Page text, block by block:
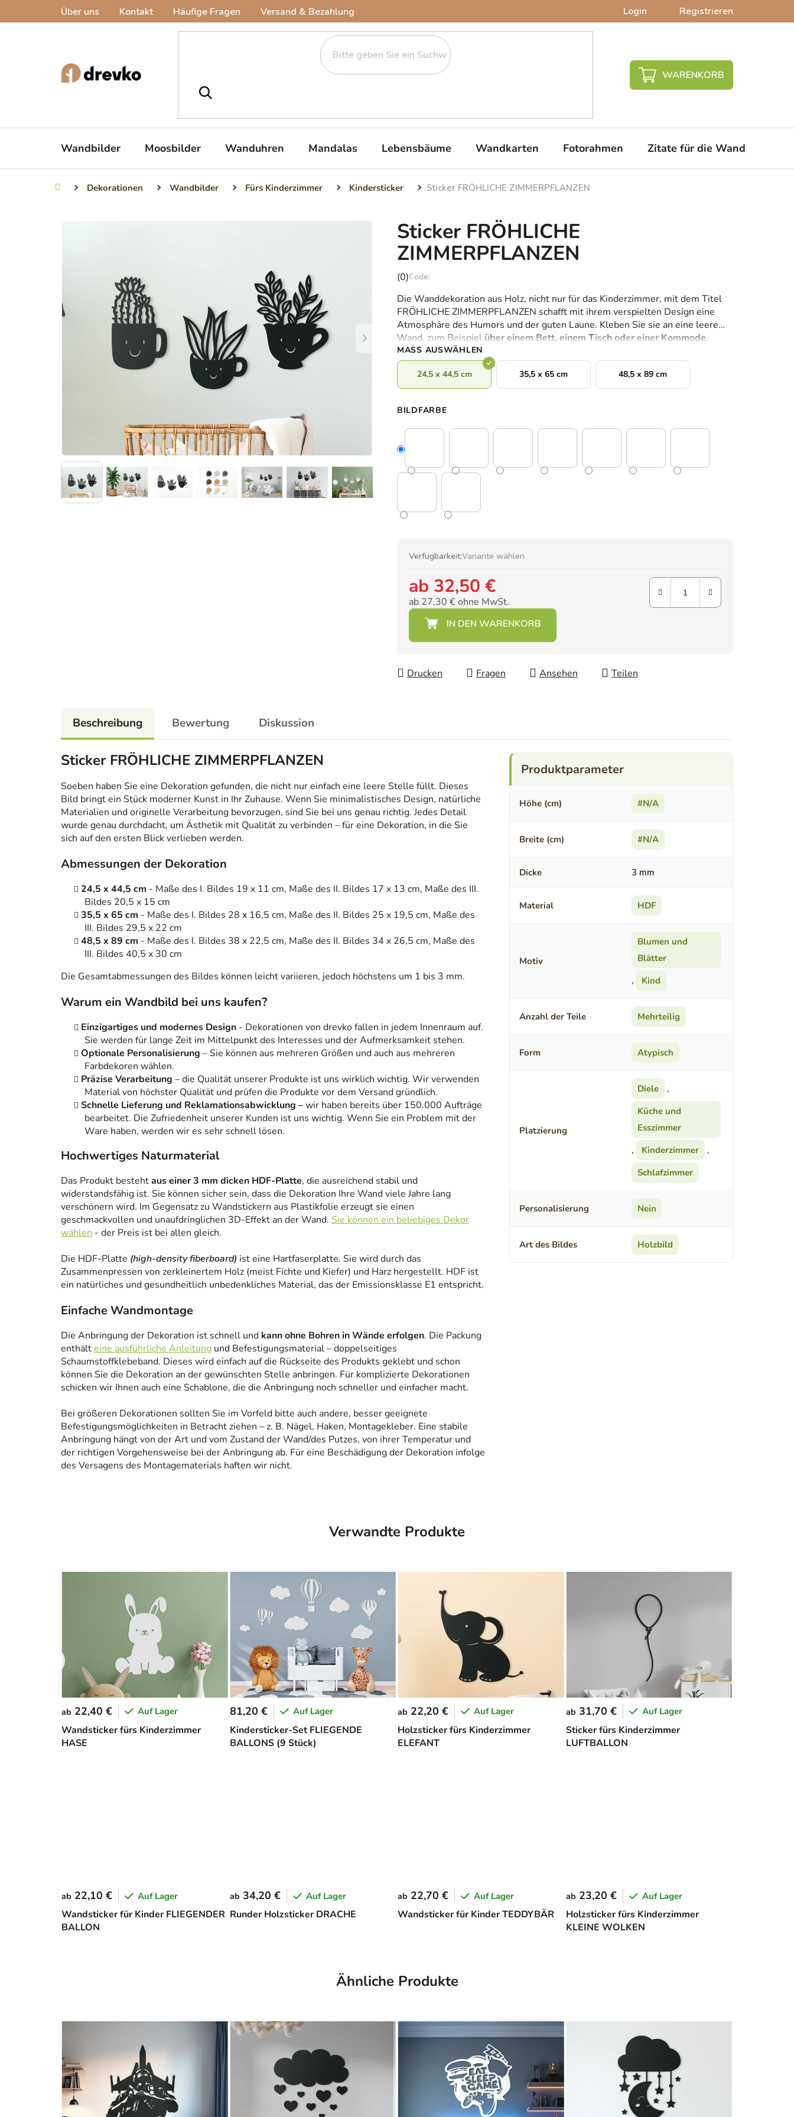
Über uns Kontakt Häufige Fragen Versand & Bezahlung Login Registrieren
WARENKORB
Wandbilder Moosbilder Wanduhren Mandalas Lebensbäume Wandkarten Fotorahmen Zitate für die Wand
StartseiteDekorationen Wandbilder Fürs Kinderzimmer Kindersticker Sticker FRÖHLICHE ZIMMERPFLANZEN
Sticker FRÖHLICHE
ZIMMERPFLANZEN
Die
Produktbewertung
ist
0,0
von
5
Sternen.
(0)
Die Wanddekoration aus Holz, nicht nur für das Kinderzimmer, mit dem Titel
FRÖHLICHE ZIMMERPFLANZEN schafft mit ihrem verspielten Design eine
Atmosphäre des Humors und der guten Laune. Kleben Sie sie an eine leere
Wand, zum Beispiel über einem Bett, einem Tisch oder einer Kommode.
MASS AUSWÄHLEN
24,5 x 44,5 cm 35,5 x 65 cm 48,5 x 89 cm
BILDFARBE
Verfügbarkeit:Variante wählen
ab 32,50 €
ab 27,30 €ohne MwSt.
Verkaufspreis:
Drucken Fragen Ansehen Teilen
Beschreibung Bewertung Diskussion
Sticker FRÖHLICHE ZIMMERPFLANZEN
Soeben haben Sie eine Dekoration gefunden, die nicht nur einfach eine leere Stelle füllt. Dieses
Bild bringt ein Stück moderner Kunst in Ihr Zuhause. Wenn Sie minimalistisches Design, natürliche
Materialien und originelle Verarbeitung bevorzugen, sind Sie bei uns genau richtig. Jedes Detail
wurde genau durchdacht, um Ästhetik mit Qualität zu verbinden – für eine Dekoration, in die Sie
sich auf den ersten Blick verlieben werden.
Abmessungen der Dekoration
24,5 x 44,5 cm - Maße des I. Bildes 19 x 11 cm, Maße des II. Bildes 17 x 13 cm, Maße des III.
Bildes 20,5 x 15 cm
35,5 x 65 cm - Maße des I. Bildes 28 x 16,5 cm, Maße des II. Bildes 25 x 19,5 cm, Maße des
III. Bildes 29,5 x 22 cm
48,5 x 89 cm - Maße des I. Bildes 38 x 22,5 cm, Maße des II. Bildes 34 x 26,5 cm, Maße des
III. Bildes 40,5 x 30 cm
Die Gesamtabmessungen des Bildes können leicht variieren, jedoch höchstens um 1 bis 3 mm.
Warum ein Wandbild bei uns kaufen?
Einzigartiges und modernes Design - Dekorationen von drevko fallen in jedem Innenraum auf.
Sie werden für lange Zeit im Mittelpunkt des Interesses und der Aufmerksamkeit stehen.
Optionale Personalisierung – Sie können aus mehreren Größen und auch aus mehreren
Farbdekoren wählen.
Präzise Verarbeitung – die Qualität unserer Produkte ist uns wirklich wichtig. Wir verwenden
Material von höchster Qualität und prüfen die Produkte vor dem Versand gründlich.
Schnelle Lieferung und Reklamationsabwicklung –wir haben bereits über 150.000 Aufträge
bearbeitet. Die Zufriedenheit unserer Kunden ist uns wichtig. Wenn Sie ein Problem mit der
Ware haben, werden wir es sehr schnell lösen.
Hochwertiges Naturmaterial
Das Produkt bestehtaus einer 3 mm dicken HDF-Platte, die ausreichend stabil und
widerstandsfähig ist. Sie können sicher sein, dass die Dekoration Ihre Wand viele Jahre lang
verschönern wird. Im Gegensatz zu Wandstickern aus Plastikfolie erzeugt sie einen
geschmackvollen und unaufdringlichen 3D-Effekt an der Wand. Sie können ein beliebiges Dekor
wählen - der Preis ist bei allen gleich.
Die HDF-Platte (high-density fiberboard) ist eine Hartfaserplatte. Sie wird durch das
Zusammenpressen von zerkleinertem Holz (meist Fichte und Kiefer) und Harz hergestellt. HDF ist
ein natürliches und gesundheitlich unbedenkliches Material, das der Emissionsklasse E1 entspricht.
Einfache Wandmontage
Die Anbringung der Dekoration ist schnell und kann ohne Bohren in Wände erfolgen. Die Packung
enthälteine ausführliche Anleitung und Befestigungsmaterial – doppelseitiges
Schaumstoffklebeband. Dieses wird einfach auf die Rückseite des Produkts geklebt und schon
können Sie die Dekoration an der gewünschten Stelle anbringen. Für komplizierte Dekorationen
schicken wir Ihnen auch eine Schablone, die die Anbringung noch schneller und einfacher macht.
Bei größeren Dekorationen sollten Sie im Vorfeld bitte auch andere, besser geeignete
Befestigungsmöglichkeiten in Betracht ziehen – z. B. Nägel, Haken, Montagekleber. Eine stabile
Anbringung hängt von der Art und vom Zustand der Wand/des Putzes, von ihrer Temperatur und
der richtigen Vorgehensweise bei der Anbringung ab. Für eine Beschädigung der Dekoration infolge
des Versagens des Montagematerials haften wir nicht.
Höhe (cm) #N/A
Breite (cm) #N/A
Dicke 3 mm
Material HDF
Motiv
Blumen und
Blätter
,
Kind
Anzahl der Teile Mehrteilig
Form Atypisch
Platzierung
Diele
,
Küche und
Esszimmer
,
Kinderzimmer
,
Schlafzimmer
Personalisierung Nein
Art des Bildes Holzbild
Verwandte Produkte
Wandsticker fürs Kinderzimmer
HASE
ab 22,40 € Auf Lager
Kindersticker-Set FLIEGENDE
BALLONS (9 Stück)
81,20 € Auf Lager
Holzsticker fürs Kinderzimmer
ELEFANT
ab 22,20 € Auf Lager
Sticker fürs Kinderzimmer
LUFTBALLON
ab 31,70 € Auf Lager
Wandsticker für Kinder FLIEGENDER
BALLON
ab 22,10 € Auf Lager
Runder Holzsticker DRACHE
ab 34,20 € Auf Lager
Wandsticker für Kinder TEDDYBÄR
ab 22,70 € Auf Lager
Holzsticker fürs Kinderzimmer
KLEINE WOLKEN
ab 23,20 € Auf Lager
Ähnliche Produkte